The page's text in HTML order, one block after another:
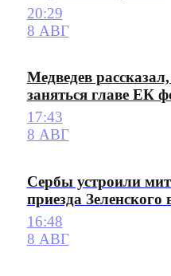
20:29
8 АВГ
Медведев
заняться главе ЕК
17:43
8 АВГ
Сербы устроили
приезда Зеленского
16:48
8 АВГ